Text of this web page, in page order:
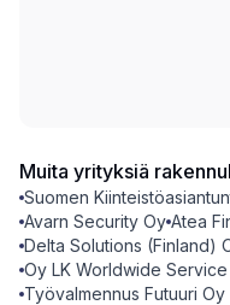
Muita yrityksiä
Suomen
Avarn Security Oy Atea
Delta Solutions (Finland)
Oy LK Worldwide
Työvalmennus Futuuri Oy